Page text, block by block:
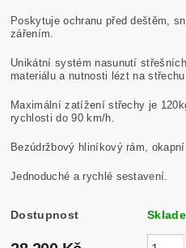
Poskytuje ochranu před deštěm,
zářením.
Unikátní systém nasunutí
materiálu a nutnosti lézt na střechu.
Maximální zatížení střechy je
rychlosti do 90 km/h.
Bezúdržbový hliníkový rám, okapní
Jednoduché a rychlé sestavení.
Dostupnost